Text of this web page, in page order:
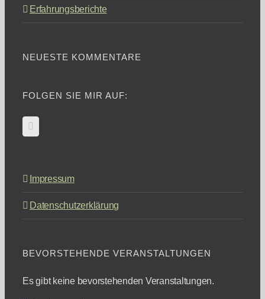
Erfahrungsberichte
NEUESTE KOMMENTARE
FOLGEN SIE MIR AUF:
Impressum
Datenschutzerklärung
BEVORSTEHENDE VERANSTALTUNGEN
Es gibt keine bevorstehenden Veranstaltungen.